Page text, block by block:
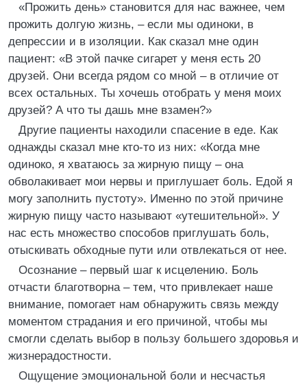
«Прожить день» становится для нас важнее, чем
прожить долгую жизнь, – если мы одиноки, в
депрессии и в изоляции. Как сказал мне один
пациент: «В этой пачке сигарет у меня есть 20
друзей. Они всегда рядом со мной – в отличие от
всех остальных. Ты хочешь отобрать у меня моих
друзей? А что ты дашь мне взамен?»
Другие пациенты находили спасение в еде. Как
однажды сказал мне кто-то из них: «Когда мне
одиноко, я хватаюсь за жирную пищу – она
обволакивает мои нервы и приглушает боль. Едой я
могу заполнить пустоту». Именно по этой причине
жирную пищу часто называют «утешительной». У
нас есть множество способов приглушать боль,
отыскивать обходные пути или отвлекаться от нее.
Осознание – первый шаг к исцелению. Боль
отчасти благотворна – тем, что привлекает наше
внимание, помогает нам обнаружить связь между
моментом страдания и его причиной, чтобы мы
смогли сделать выбор в пользу большего здоровья и
жизнерадостности.
Ощущение эмоциональной боли и несчастья